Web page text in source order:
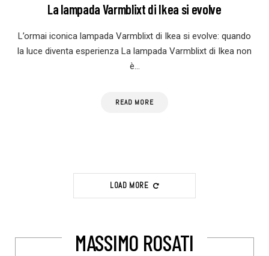
La lampada Varmblixt di Ikea si evolve
L’ormai iconica lampada Varmblixt di Ikea si evolve: quando
la luce diventa esperienza La lampada Varmblixt di Ikea non
è…
READ MORE
LOAD MORE
MASSIMO ROSATI